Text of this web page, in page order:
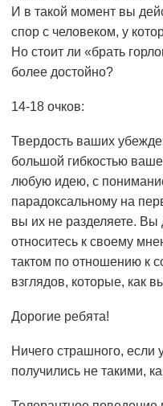
И в такой момент вы
спор с человеком, у
Но стоит ли «брать
более достойно?
14-18 очков:
Твердость ваших
большой гибкостью
любую идею, с
парадоксальному на
вы их не разделяете. Вы
относитесь к своему
тактом по отношению к
взглядов, которые, как
Дорогие ребята!
Ничего страшного, если
получились не такими,